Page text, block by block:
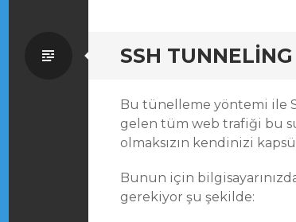
SSH
Standard
Bu tünelleme yöntemi ile
gelen tüm web trafiği bu
olmaksızın kendinizi
Bunun için
gerekiyor şu şekilde: